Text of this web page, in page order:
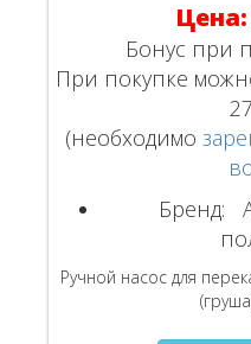
Цена:
Бонус при
При покупке
(необходимо
Бренд:
Ручной насос для